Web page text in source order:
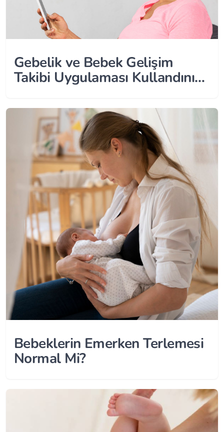
Gebelik ve Bebek Gelişim
Takibi Uygulaması Kullandınız
Katılın!
Bebeklerin Emerken Terlemesi
Normal Mi?